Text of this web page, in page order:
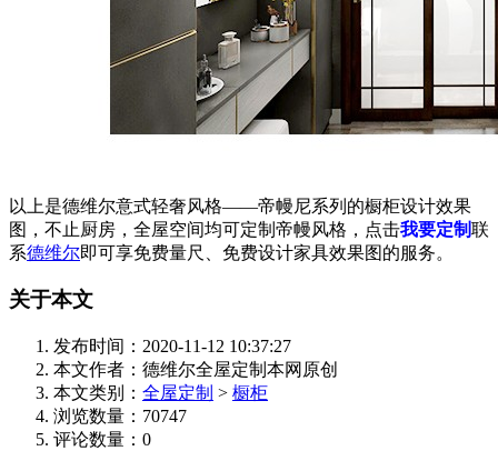
以上是德维尔意式轻奢风格——帝幔尼系列的橱柜设计效果
图，不止厨房，全屋空间均可定制帝幔风格，点击我要定制联
系德维尔即可享免费量尺、免费设计家具效果图的服务。
关于本文
发布时间：2020-11-12 10:37:27
本文作者：德维尔全屋定制 本网原创
本文类别： 全屋定制 > 橱柜
浏览数量：70747
评论数量：0